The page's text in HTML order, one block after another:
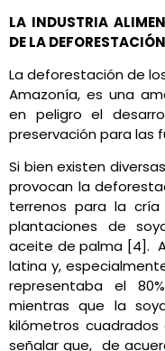
LA INDUSTRIA
DE LA DEFORESTACIÓN
La deforestación de
Amazonía, es una
en peligro el
preservación para las
Si bien existen
provocan la
terrenos para la
plantaciones de
aceite de palma [4].
latina y,
representaba el
mientras que la
kilómetros
señalar que, de